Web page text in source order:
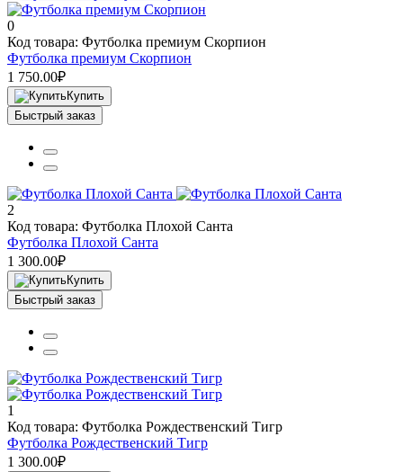
0
Код товара: Футболка премиум Скорпион
Футболка премиум Скорпион
1 750.00₽
Купить
Быстрый заказ
2
Код товара: Футболка Плохой Санта
Футболка Плохой Санта
1 300.00₽
Купить
Быстрый заказ
1
Код товара: Футболка Рождественский Тигр
Футболка Рождественский Тигр
1 300.00₽